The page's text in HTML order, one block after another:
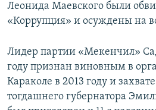
Леонида Маевского были
«Коррупция» и осуждены на
Лидер партии «Мекенчил»
году признан виновным в
Караколе в 2013 году и
тогдашнего губернатора